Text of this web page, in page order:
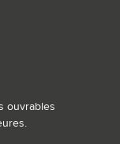
ouvrables